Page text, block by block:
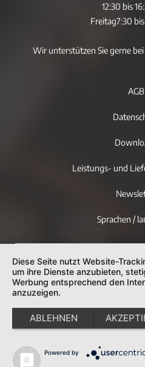
12:30 bis
Freitag7:30
Wir unterstützen Sie gerne
AGB
Leistungs- und
Sprachen /
Diese Seite nutzt Website-
um ihre Dienste anzubieten,
Werbung entsprechend den
anzuzeigen.
ABLEHNEN
Powered by